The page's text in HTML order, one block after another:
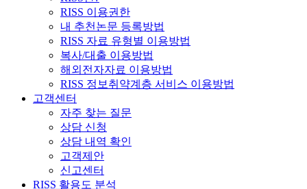
RISS 이용권한
내 추천논문 등록방법
RISS 자료 유형별 이용방법
복사/대출 이용방법
해외전자자료 이용방법
RISS 정보취약계층 서비스 이용방법
고객센터
자주 찾는 질문
상담 신청
상담 내역 확인
고객제안
신고센터
RISS 활용도 분석